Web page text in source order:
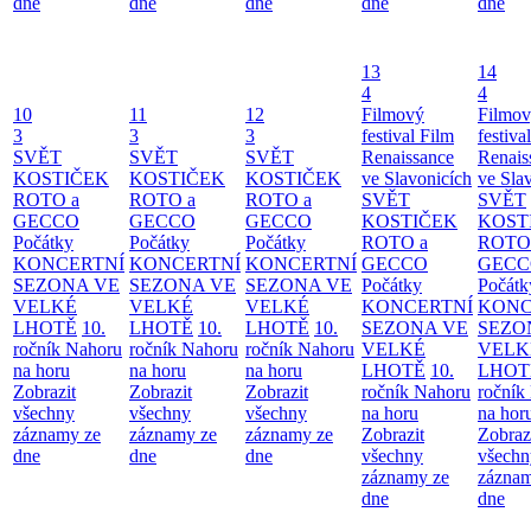
10
3
SVĚT
KOSTIČEK
ROTO a
GECCO
Počátky
KONCERTNÍ
SEZONA VE
VELKÉ
LHOTĚ 10.
ročník Nahoru
na horu
Zobrazit
všechny
záznamy ze
dne
11
3
SVĚT
KOSTIČEK
ROTO a
GECCO
Počátky
KONCERTNÍ
SEZONA VE
VELKÉ
LHOTĚ 10.
ročník Nahoru
na horu
Zobrazit
všechny
záznamy ze
dne
12
3
SVĚT
KOSTIČEK
ROTO a
GECCO
Počátky
KONCERTNÍ
SEZONA VE
VELKÉ
LHOTĚ 10.
ročník Nahoru
na horu
Zobrazit
všechny
záznamy ze
dne
13
4
Filmový
festival Film
Renaissance
ve Slavonicích
SVĚT
KOSTIČEK
ROTO a
GECCO
Počátky
KONCERTNÍ
SEZONA VE
VELKÉ
LHOTĚ 10.
ročník Nahoru
na horu
Zobrazit
všechny
záznamy ze
dne
14
4
ve
SVĚT
ročník
na
dne